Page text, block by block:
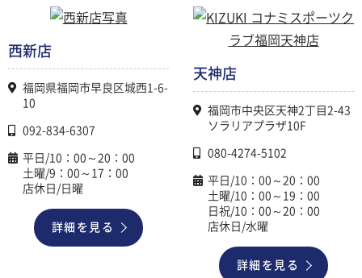
西新店
福岡県福岡市早良区城西1-6-
10
092-834-6307
平日/10：00～20：00
土曜/9：00～17：00
店休日/日曜
詳細を見る
天神店
福岡市中央区天神2丁目2-43
ソラリアプラザ10F
080-4274-5102
平日/10：00～20：00
土曜/10：00～19：00
日祝/10：00～20：00
店休日/水曜
詳細を見る